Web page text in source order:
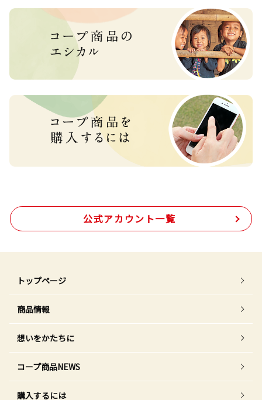
公式アカウント一覧
トップページ
商品情報
想いをかたちに
コープ商品NEWS
購入するには